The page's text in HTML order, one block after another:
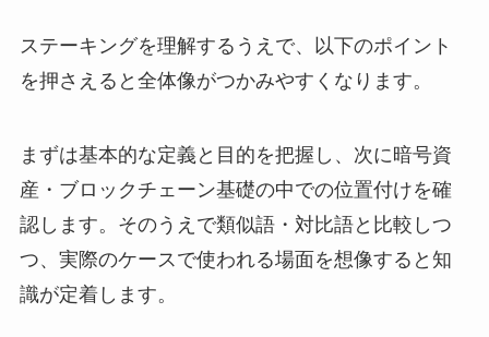
ステーキングを理解するうえで、以下のポイント
を押さえると全体像がつかみやすくなります。
まずは基本的な定義と目的を把握し、次に暗号資
産・ブロックチェーン基礎の中での位置付けを確
認します。そのうえで類似語・対比語と比較しつ
つ、実際のケースで使われる場面を想像すると知
識が定着します。